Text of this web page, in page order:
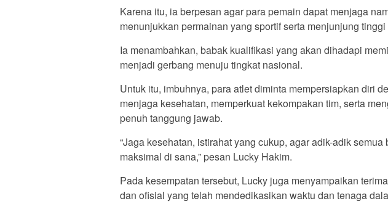
Karena itu, ia berpesan agar para pemain dapat menjaga
menunjukkan permainan yang sportif serta menjunjung
Ia menambahkan, babak kualifikasi yang akan dihadapi
menjadi gerbang menuju tingkat nasional.
Untuk itu, imbuhnya, para atlet diminta mempersiapkan diri
menjaga kesehatan, memperkuat kekompakan tim, serta
penuh tanggung jawab.
“Jaga kesehatan, istirahat yang cukup, agar adik-adik
maksimal di sana,” pesan Lucky Hakim.
Pada kesempatan tersebut, Lucky juga menyampaikan
dan ofisial yang telah mendedikasikan waktu dan tenaga